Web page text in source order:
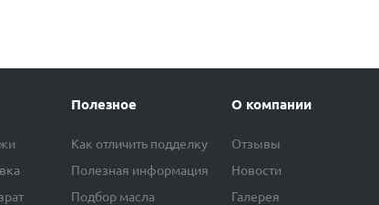
Полезное
Как отличить подделку
Полезная информация
Подбор масла
О компании
Отзывы
Новости
Галерея